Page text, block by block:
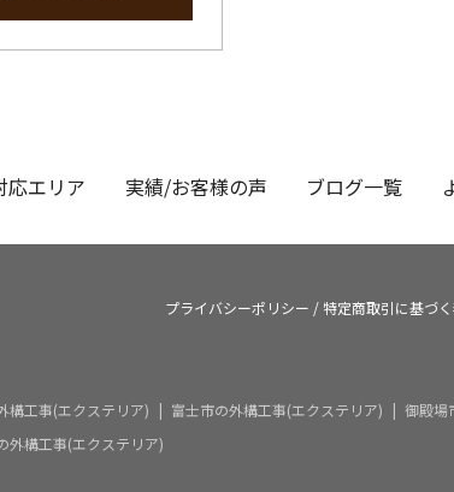
応エリア 実績/お客様の声 ブログ一覧
プライバシーポリシー /特定商取引に基づ
構工事(エクステリア) 富士市の外構工事(エクステリア)
御殿場
外構工事(エクステリア)